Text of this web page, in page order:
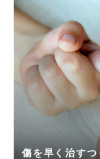
傷を早く治す